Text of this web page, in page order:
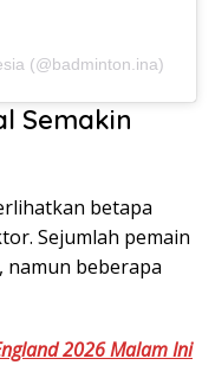
(@badminton.ina)
Semakin
betapa
Sejumlah pemain
namun beberapa
2026 Malam Ini